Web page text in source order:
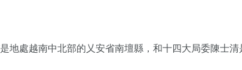
地處越南中北部的乂安省南壇縣，和十四大局委陳士清